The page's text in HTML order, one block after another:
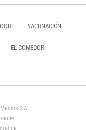
VACUNACIÓN
EL COMEDOR
S.A